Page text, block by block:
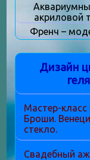
акриловой
Френч –
Дизайн
Мастер-класс
Броши.
стекло.
Свадебный